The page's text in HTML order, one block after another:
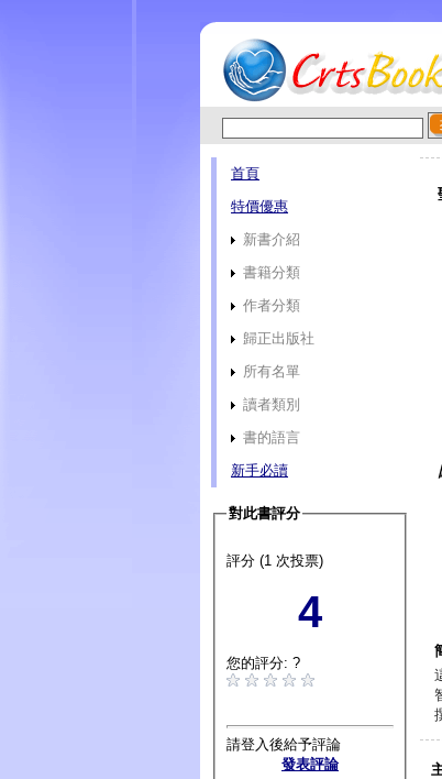
首頁
特價優惠
新書介紹
書籍分類
作者分類
歸正出版社
所有名單
讀者類別
書的語言
新手必讀
對此書評分
評分 (1 次投票)
4
您的評分: ?
請登入後給予評論
發表評論